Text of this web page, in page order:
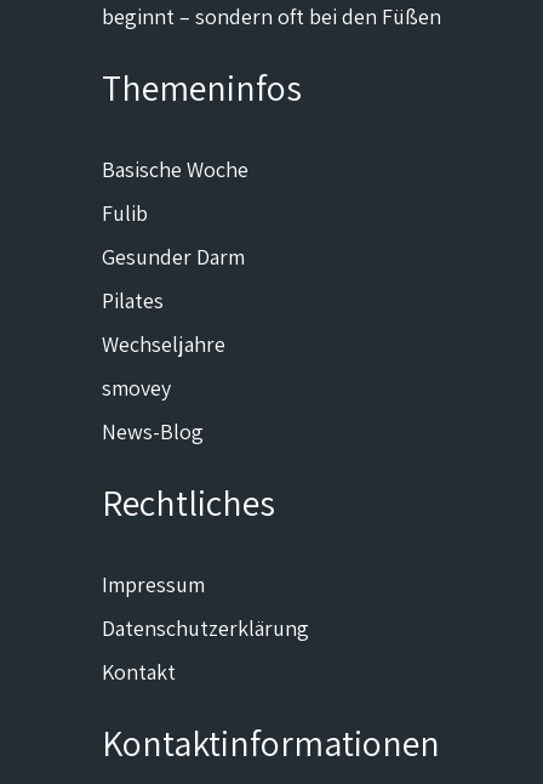
beginnt – sondern oft bei den Füßen
Themeninfos
Basische Woche
Fulib
Gesunder Darm
Pilates
Wechseljahre
smovey
News-Blog
Rechtliches
Impressum
Datenschutzerklärung
Kontakt
Kontaktinformationen